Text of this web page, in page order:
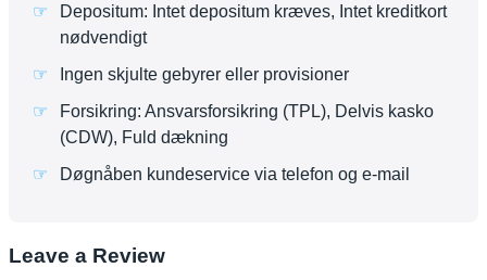
Depositum: Intet depositum kræves, Intet kreditkort
nødvendigt
Ingen skjulte gebyrer eller provisioner
Forsikring: Ansvarsforsikring (TPL), Delvis kasko
(CDW), Fuld dækning
Døgnåben kundeservice via telefon og e-mail
Leave a Review